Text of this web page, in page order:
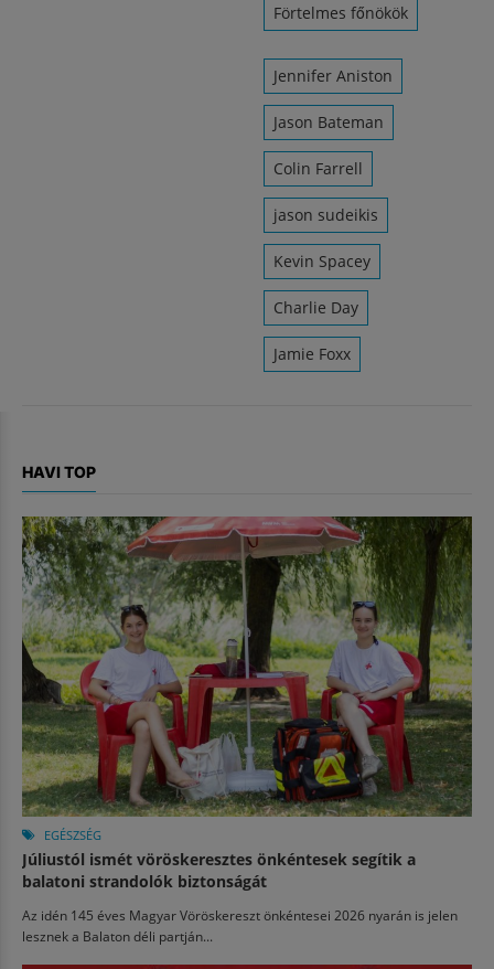
Förtelmes főnökök
Jennifer Aniston
Jason Bateman
Colin Farrell
jason sudeikis
Kevin Spacey
Charlie Day
Jamie Foxx
HAVI TOP
EGÉSZSÉG
Júliustól ismét vöröskeresztes önkéntesek segítik a
balatoni strandolók biztonságát
Az idén 145 éves Magyar Vöröskereszt önkéntesei 2026 nyarán is jelen
lesznek a Balaton déli partján...